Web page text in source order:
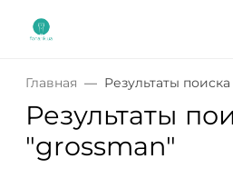
Главная Результаты
Результаты
"grossman"